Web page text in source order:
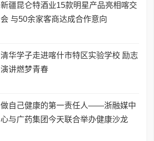
新疆昆仑特酒业15款明星产品亮相喀交
会 与50余家客商达成合作意向
清华学子走进喀什市特区实验学校 励志
演讲燃梦青春
做自己健康的第一责任人——浙融媒中
心与广药集团今天联合举办健康沙龙